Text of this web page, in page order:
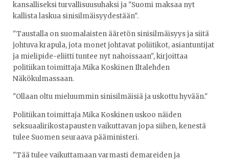
kansalliseksi turvallisuusuhaksi ja "Suomi maksaa nyt
kallista laskua sinisilmäisyydestään".
"Taustalla on suomalaisten ääretön sinisilmäisyys ja siitä
johtuva krapula, jota monet johtavat poliitikot, asiantuntijat
ja mielipide-eliitti tuntee nyt nahoissaan", kirjoittaa
politiikan toimittaja Mika Koskinen Iltalehden
Näkökulmassaan.
"Ollaan oltu mieluummin sinisilmäisiä ja uskottu hyvään."
Politiikan toimittaja Mika Koskinen uskoo näiden
seksuaalirikostapausten vaikuttavan jopa siihen, kenestä
tulee Suomen seuraava pääministeri.
"Tää tulee vaikuttamaan varmasti demareiden ja